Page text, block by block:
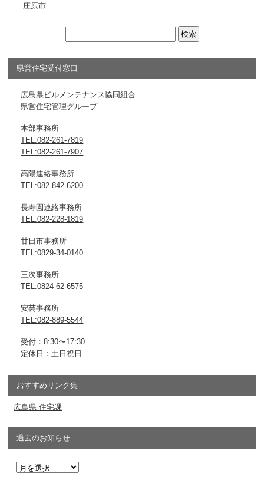
庄原市
県営住宅受付窓口
広島県ビルメンテナンス協同組合
県営住宅管理グループ
本部事務所
TEL:082-261-7819
TEL:082-261-7907
高陽連絡事務所
TEL:082-842-6200
長寿園連絡事務所
TEL:082-228-1819
廿日市事務所
TEL:0829-34-0140
三次事務所
TEL:0824-62-6575
安芸事務所
TEL:082-889-5544
受付：8:30〜17:30
定休日：土日祝日
おすすめリンク集
広島県 住宅課
過去のお知らせ